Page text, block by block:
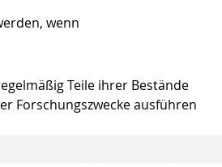
wenn
Teile ihrer Bestände
Forschungszwecke ausführen